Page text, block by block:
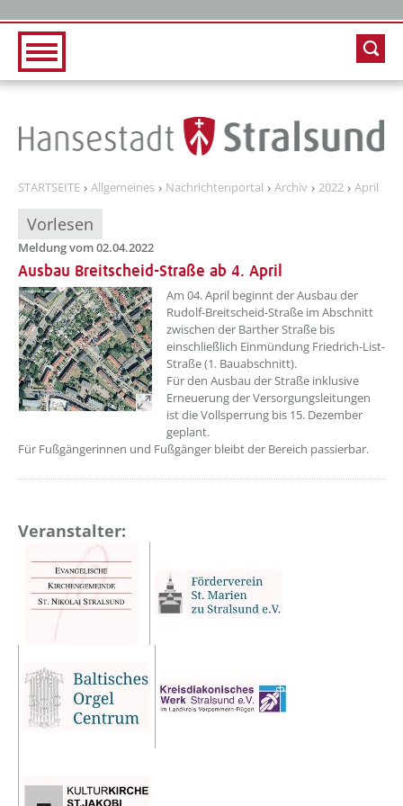
STARTSEITE Allgemeines Nachrichtenportal Archiv 2022 April
Vorlesen
Meldung vom 02.04.2022
Ausbau Breitscheid-Straße ab 4. April
??? absaetzeOben[1]/titel ???
Am 04. April beginnt der Ausbau der
Rudolf-Breitscheid-Straße im Abschnitt
zwischen der Barther Straße bis
einschließlich Einmündung Friedrich-List-
Straße (1. Bauabschnitt).
Für den Ausbau der Straße inklusive
Erneuerung der Versorgungsleitungen
ist die Vollsperrung bis 15. Dezember
geplant.
Für Fußgängerinnen und Fußgänger bleibt der Bereich passierbar.
Veranstalter: